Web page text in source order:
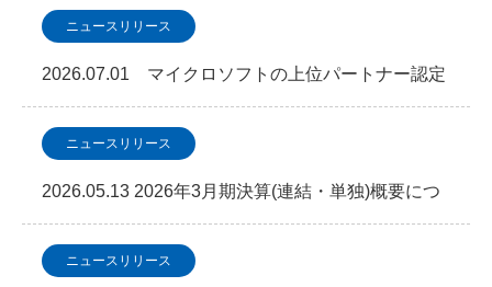
設しました
ニュースリリース
2026.07.01 マイクロソフトの上位パートナー認定
資格「Microsoft Copilot」S…
ニュースリリース
2026.05.13 2026年3月期決算(連結・単独)概要につ
いてニュースリリース